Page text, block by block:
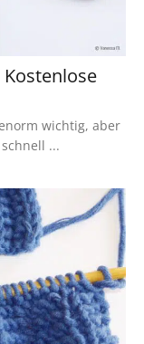
wichtig, aber
...